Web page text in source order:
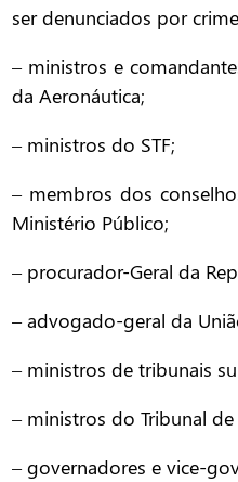
ser denunciados por
– ministros e
da Aeronáutica;
– ministros do STF;
– membros dos
Ministério Público;
– procurador-Geral da
– advogado-geral da
– ministros de tribunais
– ministros do Tribunal
– governadores e vice-